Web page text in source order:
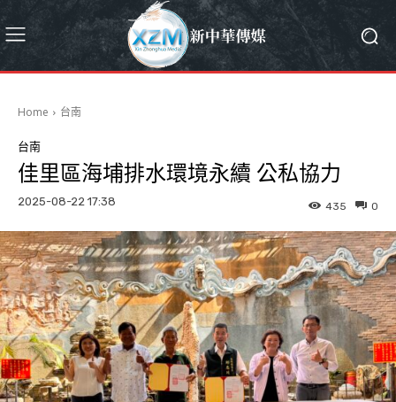
Home 台南
台南
佳里區海埔排水環境永續 公私協力
2025-08-22 17:38 0
435